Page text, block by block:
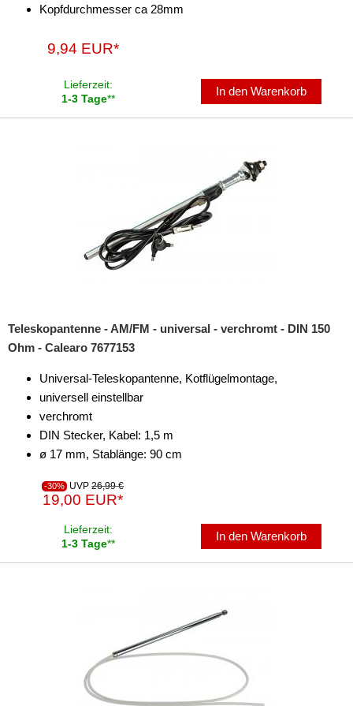
Kopfdurchmesser ca 28mm
9,94 EUR*
Lieferzeit:
1-3 Tage**
In den Warenkorb
Teleskopantenne - AM/FM - universal - verchromt - DIN 150
Ohm - Calearo 7677153
Universal-Teleskopantenne, Kotflügelmontage,
universell einstellbar
verchromt
DIN Stecker, Kabel: 1,5 m
ø 17 mm, Stablänge: 90 cm
-30% UVP 26,99 €
19,00 EUR*
Lieferzeit:
1-3 Tage**
In den Warenkorb